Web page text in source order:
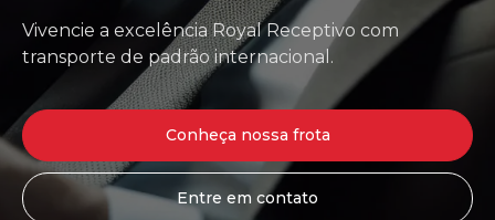
Vivencie a excelência Royal Receptivo com
transporte de padrão internacional.
Conheça nossa frota
Entre em contato